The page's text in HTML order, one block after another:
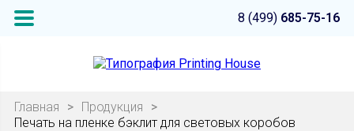
8 (499) 685-75-16
Главная > Продукция
>
Печать на пленке бэклит для световых коробов